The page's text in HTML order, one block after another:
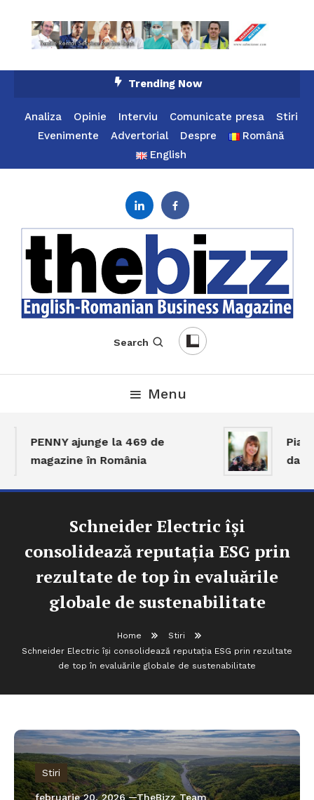
Content
Trending Now
Analiza Opinie Interviu Comunicate presa
Stiri
Evenimente
Advertorial Despre
Română
English
Search
Menu
PENNY ajunge la 469 de
magazine în România
dar
Schneider Electric își
consolidează reputația ESG prin
rezultate de top în evaluările
globale de sustenabilitate
Home
Stiri
Schneider Electric își consolidează reputația ESG prin rezultate
de top în evaluările globale de sustenabilitate
Stiri
februarie 20, 2026 TheBizz Team